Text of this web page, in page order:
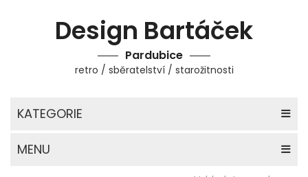
Design Bartáček
Pardubice
retro / sběratelství / starožitnosti
KATEGORIE
MENU